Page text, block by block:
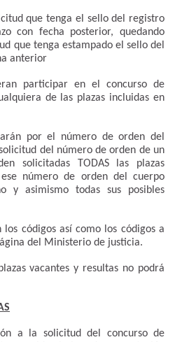
que tenga el sello del registro
con fecha posterior, quedando
que tenga estampado el sello del
anterior
participar en el concurso de
de las plazas incluidas en
por el número de orden del
del número de orden de un
solicitadas TODAS las plazas
número de orden del cuerpo
y asimismo todas sus posibles
códigos así como los códigos a
del Ministerio de justicia.
vacantes y resultas no podrá
a la solicitud del concurso de